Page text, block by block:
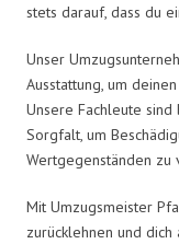
stets darauf, dass du
Unser
Ausstattung, um
Unsere Fachleute
Sorgfalt, um
Wertgegenständen zu
Mit Umzugsmeister
zurücklehnen und dich